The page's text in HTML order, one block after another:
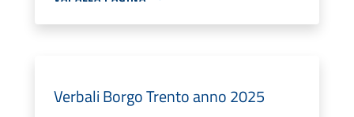
Verbali Borgo Trento anno 2025